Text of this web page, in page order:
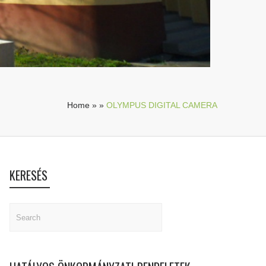
Home » » OLYMPUS DIGITAL CAMERA
KERESÉS